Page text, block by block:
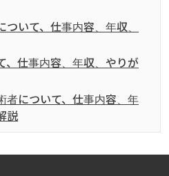
ついて、仕事内容、年収、
、仕事内容、年収、やりが
者について、仕事内容、年
説